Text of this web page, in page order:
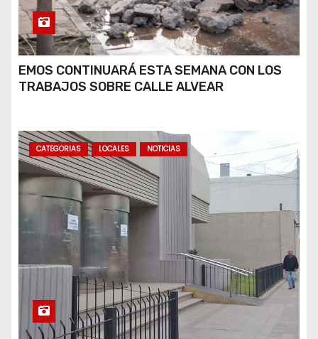
EMOS CONTINUARÁ ESTA SEMANA CON LOS
TRABAJOS SOBRE CALLE ALVEAR
CATEGORIAS LOCALES NOTICIAS